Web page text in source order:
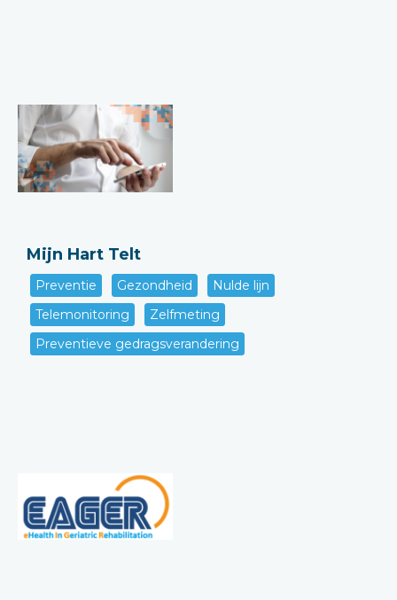
Mijn Hart Telt
Preventie Gezondheid
Nulde lijn
Telemonitoring
Zelfmeting
Preventieve gedragsverandering